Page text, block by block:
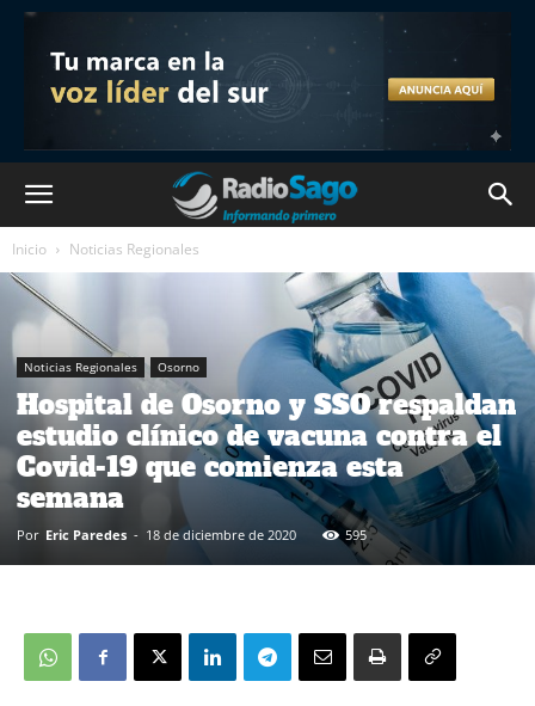
Inicio Noticias Regionales
Noticias Regionales Osorno
Hospital de Osorno y SSO respaldan
estudio clínico de vacuna contra el
Covid-19 que comienza esta
semana
Por Eric Paredes - 18 de diciembre de 2020 595